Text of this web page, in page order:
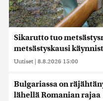
Sikarutto tuo
metsästyskausi
Uutiset | 8.8.2026 15:00
Bulgariassa on
lähellä Romanian rajaa